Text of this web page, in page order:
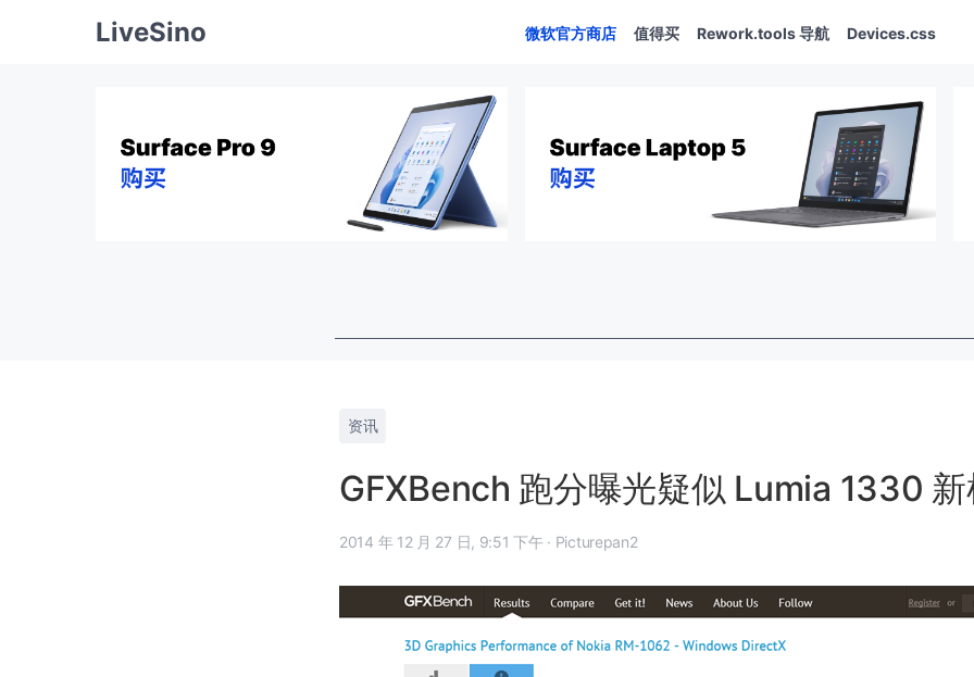
LiveSino 微软官方商店 值得买 Rework.tools 导航 Devices.css
资讯
GFXBench 跑分曝光疑似 Lumia 1330
2014 年 12 月 27 日, 9:51 下午 · Picturepan2